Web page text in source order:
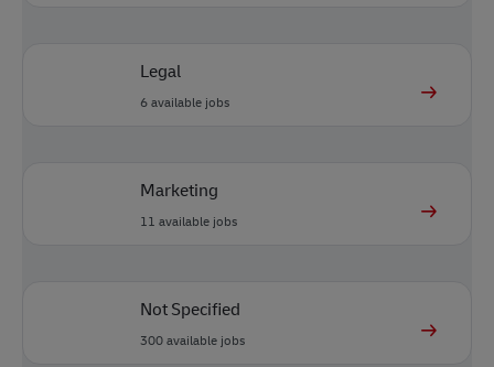
Legal
6available jobs
Marketing
11 available jobs
Not Specified
300available jobs